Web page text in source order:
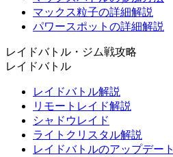
マックス粒子の詳細解説
パワースポットの詳細解説
レイドバトル・ジム戦攻略
レイドバトル
レイドバトル解説
リモートレイド解説
シャドウレイド
ライトクリスタル解説
レイドバトルのアップデート